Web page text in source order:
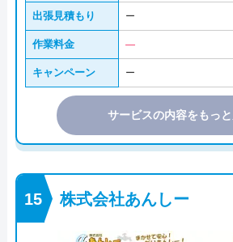
出張見積もり ー
作業料金 ―
キャンペーン ー
サービスの内容をもっ
株式会社あんしー